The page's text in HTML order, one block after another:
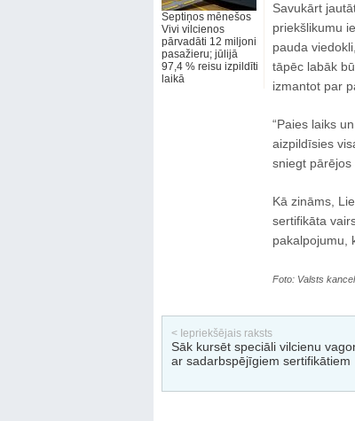
Septiņos mēnešos
Vivi vilcienos
pārvadāti 12 miljoni
pasažieru; jūlijā
97,4 % reisu izpildīti
laikā
Savukārt
priekšlikumu
pauda
tāpēc labāk
izmantot par
“Paies laiks
aizpildīsies
sniegt pārējos
Kā zināms,
sertifikāta
pakalpojumu,
Foto: Valsts
< Iepriekšējais raksts
Sāk kursēt speciāli vilcienu
ar sadarbspējīgiem sertifikātiem